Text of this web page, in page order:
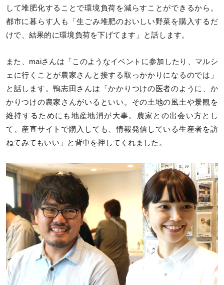
して堆肥化することで環境負荷を減らすことができるから。
都市に暮らす人も「生ごみ堆肥のおいしい野菜を購入するだ
けで、結果的に環境負荷を下げてます」と話します。
また、maiさんは「このようなイベントに参加したり、マルシ
ェに行くことが農家さんと接する取っかかりになるのでは」
と話します。鴨志田さんは「かかりつけの医者のように、か
かりつけの農家さんがいるといい。その土地の風土や景観を
維持するためにも地産地消が大事。農家との出会い方とし
て、産直サイトで購入しても、情報発信している生産者を訪
ねてみてもいい」と背中を押してくれました。